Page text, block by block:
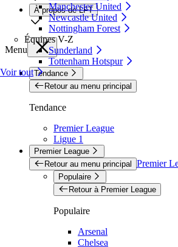
Manchester United
Newcastle United
Nottingham Forest
Équipes V-Z
Sunderland
Tottenham Hotspur
Voir tout
À propos de LFT
Menu
Tendance
Retour au menu principal
Tendance
Premier League
Ligue 1
Premier League
Retour au menu principal Premier
Populaire
Retour à Premier League
Populaire
Arsenal
Chelsea